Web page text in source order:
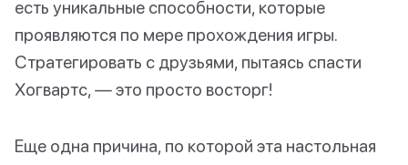
есть уникальные способности, которые
проявляются по мере прохождения игры.
Стратегировать с друзьями, пытаясь спасти
Хогвартс, — это просто восторг!
Еще одна причина, по которой эта настольная